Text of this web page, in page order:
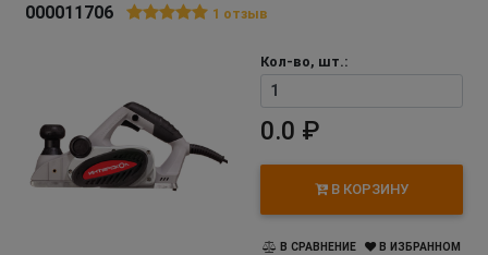
000011706 1 отзыв
Кол-во, шт.:
0.0 ₽
В КОРЗИНУ
В СРАВНЕНИЕ В ИЗБРАННОМ